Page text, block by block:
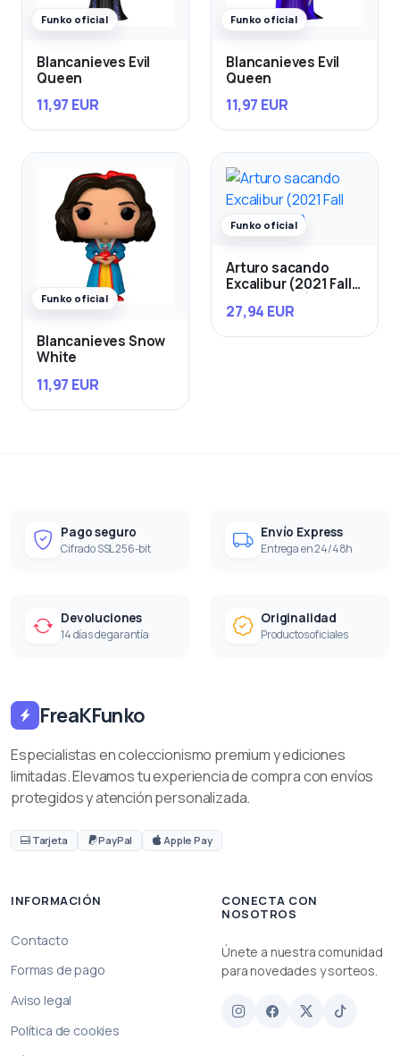
Funko oficial
Blancanieves Evil
Queen
11,97 EUR
Funko oficial
Blancanieves Evil
Queen
11,97 EUR
Funko oficial
Blancanieves Snow
White
11,97 EUR
Funko oficial
Arturo sacando
Excalibur (2021 Fall
27,94 EUR
Pago seguro
Cifrado SSL 256-bit
Envío Express
Entrega en 24/48h
Devoluciones
14 días de garantía
Originalidad
Productos oficiales
FreaKFunko
Especialistas en coleccionismo premium y ediciones
limitadas. Elevamos tu experiencia de compra con envíos
protegidos y atención personalizada.
Tarjeta PayPal Apple Pay
INFORMACIÓN
Contacto
Formas de pago
Aviso legal
Política de cookies
CONECTA CON
NOSOTROS
Únete a nuestra comunidad
para novedades y sorteos.